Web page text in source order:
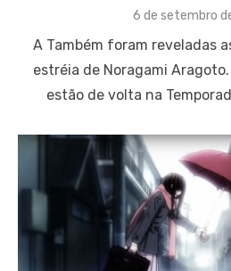
Posted
6 de setembro
A Também foram reveladas
estréia de Noragami
estão de volta na